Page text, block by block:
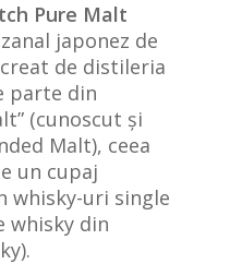
Pure Malt
japonez de
de distileria
parte din
(cunoscut și
Malt), ceea
un cupaj
whisky-uri single
whisky din